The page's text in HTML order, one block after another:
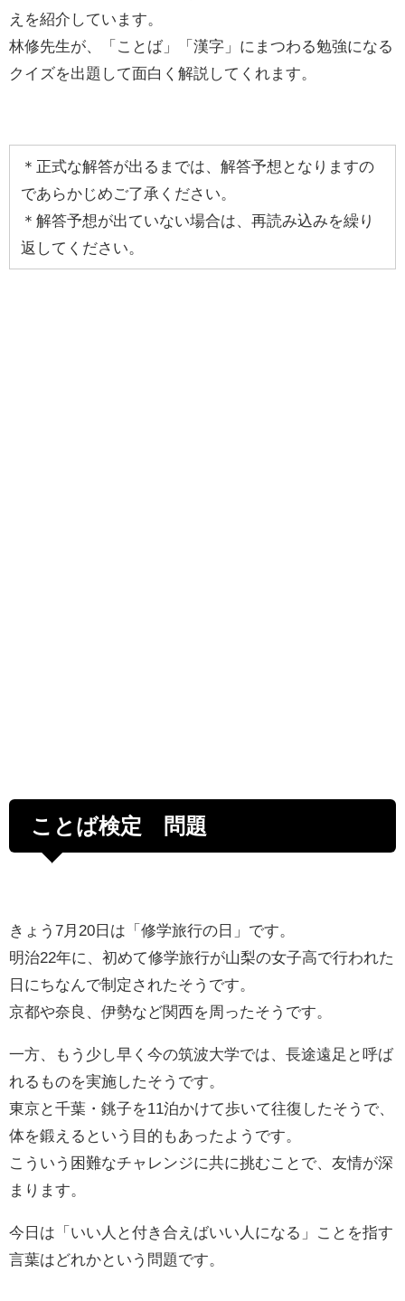
えを紹介しています。
林修先生が、「ことば」「漢字」にまつわる勉強になる
クイズを出題して面白く解説してくれます。
＊正式な解答が出るまでは、解答予想となりますの
であらかじめご了承ください。
＊解答予想が出ていない場合は、再読み込みを繰り
返してください。
ことば検定 問題
きょう7月20日は「修学旅行の日」です。
明治22年に、初めて修学旅行が山梨の女子高で行われた
日にちなんで制定されたそうです。
京都や奈良、伊勢など関西を周ったそうです。
一方、もう少し早く今の筑波大学では、長途遠足と呼ば
れるものを実施したそうです。
東京と千葉・銚子を11泊かけて歩いて往復したそうで、
体を鍛えるという目的もあったようです。
こういう困難なチャレンジに共に挑むことで、友情が深
まります。
今日は「いい人と付き合えばいい人になる」ことを指す
言葉はどれかという問題です。